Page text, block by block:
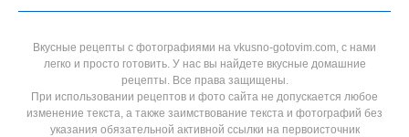
Вкусные рецепты с фотографиями на vkusno-gotovim.com, с нами
легко и просто готовить. У нас вы найдете вкусные домашние
рецепты. Все права защищены.
При использовании рецептов и фото сайта не допускается любое
изменение текста, а также заимствование текста и фотографий без
указания обязательной активной ссылки на первоисточник